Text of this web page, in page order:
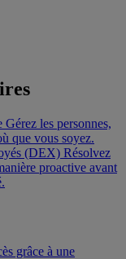
Gérez les personnes,
que vous soyez.
(DEX) Résolvez
proactive avant
grâce à une